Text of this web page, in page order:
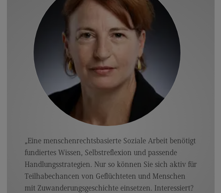
Executive Engineering
Modulangebot
Besonderheiten und Highlights
Berufsperspektiven
Kontakt
Finance
Berufsperspektiven
Kontakt
General Business Management
„Eine menschenrechtsbasierte Soziale Arbeit benötigt
fundiertes Wissen, Selbstreflexion und passende
Handlungsstrategien. Nur so können Sie sich aktiv für
Teilhabechancen von Geflüchteten und Menschen
mit Zuwanderungsgeschichte einsetzen. Interessiert?